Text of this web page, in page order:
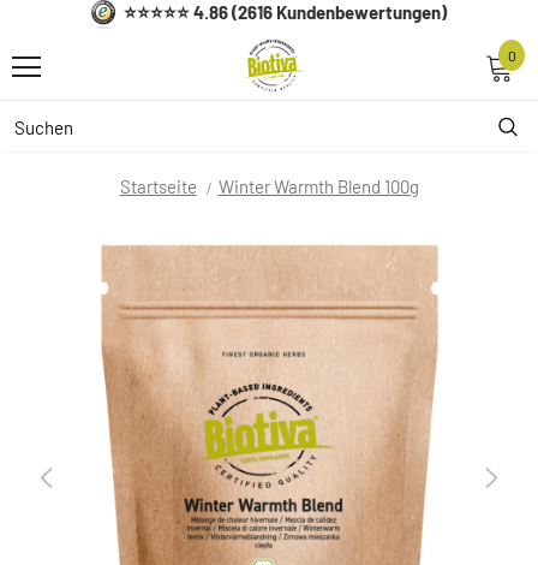
⭐⭐⭐⭐⭐ 4.86 (2616 Kundenbewertungen)
0
Startseite Winter Warmth Blend 100g